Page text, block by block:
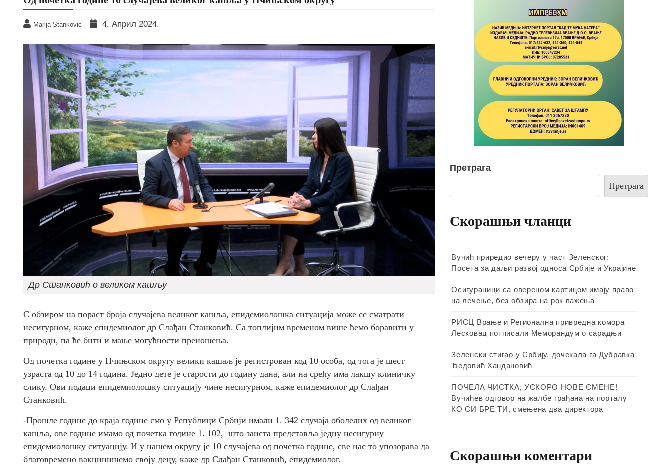
Marija Stanković 4. Април 2024.
Др Станковић о великом кашљу
С обзиром на пораст броја случајева великог кашља, епидемиолошка ситуација може се сматрати
несигурном, каже епидемиолог др Слађан Станковић. Са топлијим временом више ћемо боравити у
природи, па ће бити и мање могућности преношења.
Од почетка године у Пчињском округу велики кашаљ је регистрован код 10 особа, од тога је шест
узраста од 10 до 14 година. Једно дете је старости до годину дана, али на срећу има лакшу клиничку
слику. Ови подаци епидемиолошку ситуацију чине несигурном, каже епидемиолог др Слађан
Станковић.
-Прошле године до краја године смо у Републици Србији имали 1. 342 случаја оболелих од великог
кашља, ове године имамо од почетка године 1. 102, што заиста представља једну несигурну
епидемиолошку ситуацију. И у нашем округу је 10 случајева од почетка године, све нас то упозорава да
благовремено вакцинишемо своју децу, каже др Слађан Станковић, епидемиолог.
Претрага
Претрага
Скорашњи чланци
Вучић приредио вечеру у част Зеленског:
Посета за даљи развој односа Србије и Украјине
Осигураници са овереном картицом имају право
на лечење, без обзира на рок важења
РИСЦ Врање и Регионална привредна комора
Лесковац потписали Меморандум о сарадњи
Зеленски стигао у Србију, дочекала га Дубравка
Ђедовић Хандановић
ПОЧЕЛА ЧИСТКА, УСКОРО НОВЕ СМЕНЕ!
Вучићев одговор на жалбе грађана на порталу
КО СИ БРЕ ТИ, смењена два директора
Скорашњи коментари